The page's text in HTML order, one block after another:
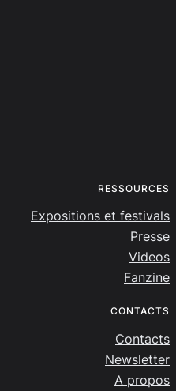
RESSOURCES
Expositions et festivals
Presse
Videos
Fanzine
CONTACTS
Contacts
Newsletter
A propos